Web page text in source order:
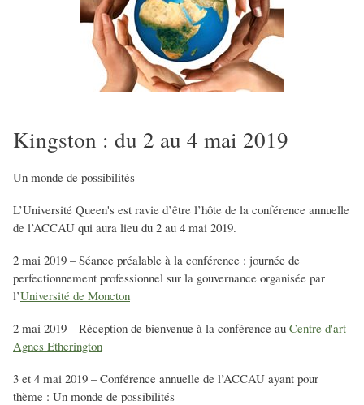
Kingston : du 2 au 4 mai 2019
Un monde de possibilités
L’Université Queen's est ravie d’être l’hôte de la conférence annuelle
de l’ACCAU qui aura lieu du 2 au 4 mai 2019.
2 mai 2019 – Séance préalable à la conférence : journée de
perfectionnement professionnel sur la gouvernance organisée par
l’Université de Moncton
2 mai 2019 – Réception de bienvenue à la conférence au Centre d'art
Agnes Etherington
3 et 4 mai 2019 – Conférence annuelle de l’ACCAU ayant pour
thème : Un monde de possibilités